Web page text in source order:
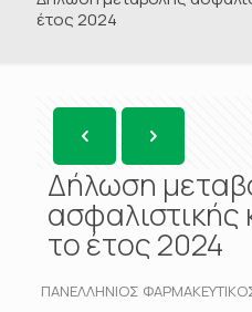
έτος 2024
Δήλωση
ασφαλιστικής
το έτος 2024
ΠΑΝΕΛΛΗΝΙΟΣ